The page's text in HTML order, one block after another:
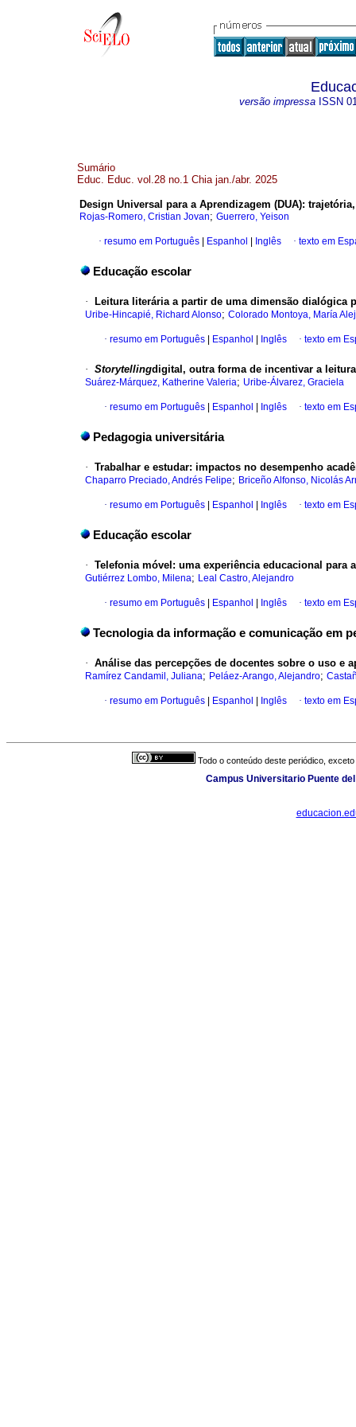
versão impressa ISSN
Sumário
Educ. Educ. vol.28 no.1 Chia jan./abr. 2025
Design Universal para a Aprendizagem (DUA):
Rojas-Romero, Cristian Jovan; Guerrero, Yeison
· resumo em Português Espanhol Inglês · texto em
Educação escolar
· Leitura literária a partir de uma dimensão dialógica
Uribe-Hincapié, Richard Alonso; Colorado Montoya, María
· resumo em Português Espanhol Inglês · texto em
· Storytellingdigital, outra forma de incentivar a
Suárez-Márquez, Katherine Valeria; Uribe-Álvarez, Graciela
· resumo em Português Espanhol Inglês · texto em
Pedagogia universitária
· Trabalhar e estudar: impactos no desempenho
Chaparro Preciado, Andrés Felipe; Briceño Alfonso, Nicolás
· resumo em Português Espanhol Inglês · texto em
Educação escolar
· Telefonia móvel: uma experiência educacional para
Gutiérrez Lombo, Milena; Leal Castro, Alejandro
· resumo em Português Espanhol Inglês · texto em
Tecnologia da informação e comunicação em
· Análise das percepções de docentes sobre o uso e
Ramírez Candamil, Juliana; Peláez-Arango, Alejandro;
· resumo em Português Espanhol Inglês · texto em
Todo o conteúdo deste periódico,
Campus Universitario Puente